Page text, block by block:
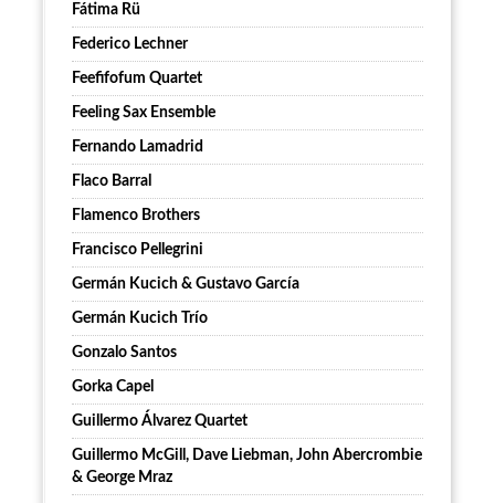
Fátima Rü
Federico Lechner
Feefifofum Quartet
Feeling Sax Ensemble
Fernando Lamadrid
Flaco Barral
Flamenco Brothers
Francisco Pellegrini
Germán Kucich & Gustavo García
Germán Kucich Trío
Gonzalo Santos
Gorka Capel
Guillermo Álvarez Quartet
Guillermo McGill, Dave Liebman, John Abercrombie
& George Mraz